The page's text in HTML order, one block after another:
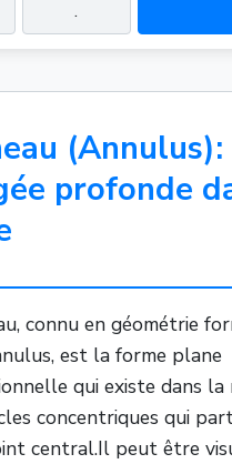
.
(Annulus):
profonde
connu en géométrie
est la forme plane
qui existe dans
concentriques qui
central.Il peut être